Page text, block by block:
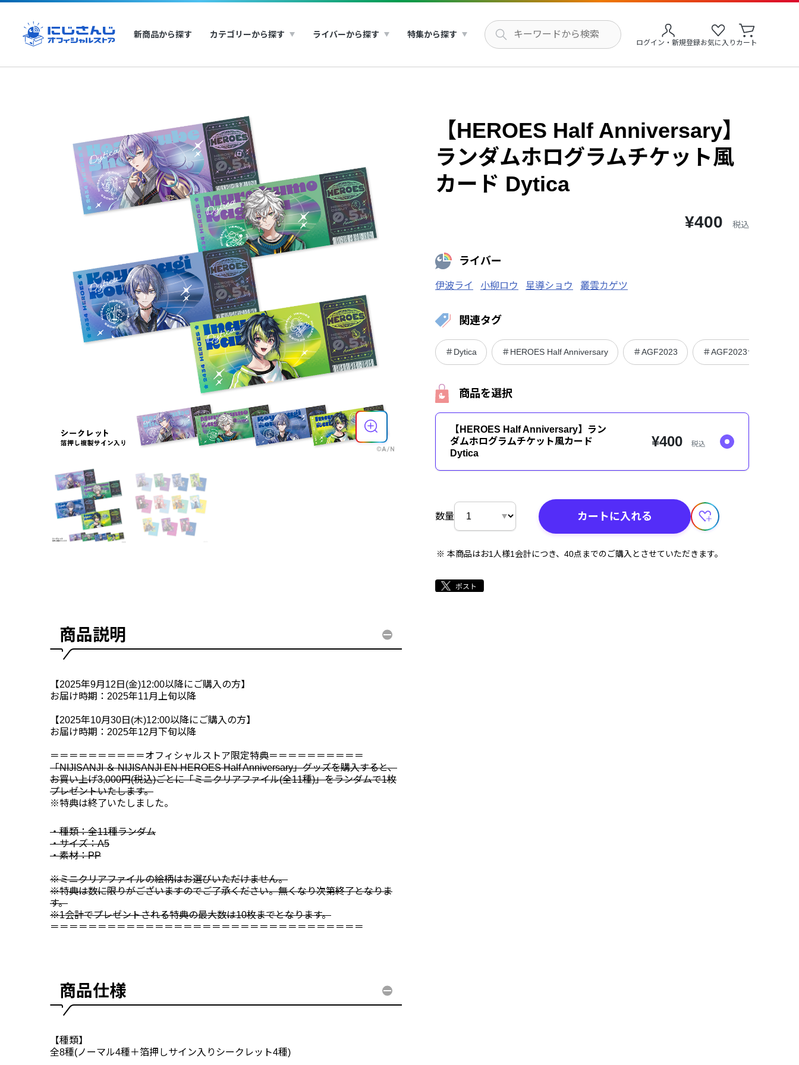
新商品から探す カテゴリーから探す ライバーから探す 特集から探す
ログイン・新規登録お気に入り カート
【HEROES Half Anniversary】
ランダムホログラムチケット風
カード Dytica
¥400 税込
ライバー
伊波ライ 小柳ロウ 星導ショウ 叢雲カゲツ
関連タグ
＃Dytica ＃HEROES Half Anniversary ＃AGF2023 ＃AGF2023ランダムホ
商品を選択
【HEROES Half Anniversary】ラン
ダムホログラムチケット風カード
Dytica
¥400 税込
数量 カートに入れる
本商品はお1人様1会計につき、40点までのご購入とさせていただきます。
商品説明
【2025年9月12日(金)12:00以降にご購入の方】
お届け時期：2025年11月上旬以降
【2025年10月30日(木)12:00以降にご購入の方】
お届け時期：2025年12月下旬以降
＝＝＝＝＝＝＝＝＝＝オフィシャルストア限定特典＝＝＝＝＝＝＝＝＝＝
「NIJISANJI ＆ NIJISANJI EN HEROES Half Anniversary」グッズを購入すると、
お買い上げ3,000円(税込)ごとに「ミニクリアファイル(全11種)」をランダムで1枚
プレゼントいたします。
※特典は終了いたしました。
・種類：全11種ランダム
・サイズ：A5
・素材：PP
※ミニクリアファイルの絵柄はお選びいただけません。
※特典は数に限りがございますのでご了承ください。無くなり次第終了となりま
す。
※1会計でプレゼントされる特典の最大数は10枚までとなります。
＝＝＝＝＝＝＝＝＝＝＝＝＝＝＝＝＝＝＝＝＝＝＝＝＝＝＝＝＝＝＝＝＝
商品仕様
【種類】
全8種(ノーマル4種＋箔押しサイン入りシークレット4種)